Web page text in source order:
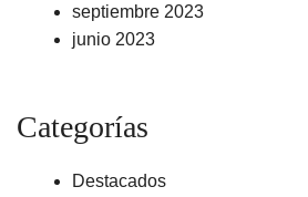
septiembre 2023
junio 2023
Categorías
Destacados